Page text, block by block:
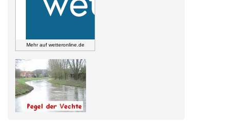
Mehr auf wetteronline.de